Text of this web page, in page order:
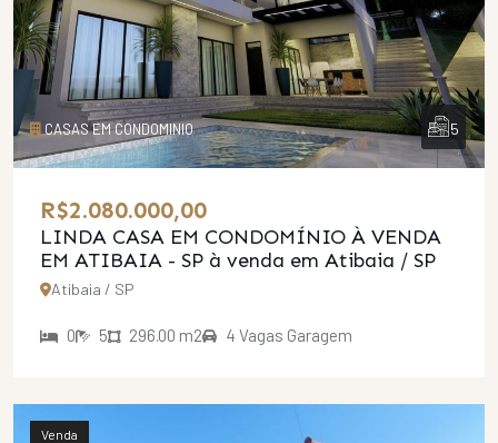
CASAS EM CONDOMINIO 5
R$2.080.000,00
LINDA CASA EM CONDOMÍNIO À VENDA
EM ATIBAIA - SP à venda em Atibaia / SP
Atibaia / SP
0 5 296.00 m2 4 Vagas Garagem
Venda